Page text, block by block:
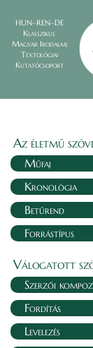
HUN–REN–DE
Klasszikus
Magyar Irodalmi
Textológiai
Kutatócsoport
Az életmű
Műfaj
Kronológia
Betűrend
Forrástípus
Válogatott
Szerzői
Fordítás
Levelezés